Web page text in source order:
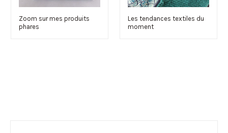
Zoom sur mes produits
phares
Les tendances textiles du
moment